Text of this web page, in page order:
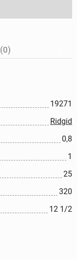
(0)
19271
Ridgid
0,8
1
25
320
12 1/2